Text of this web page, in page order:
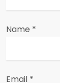
Name *
Email *